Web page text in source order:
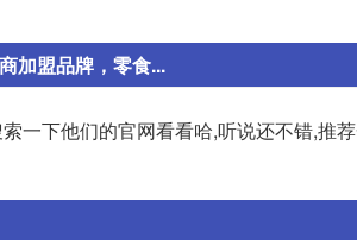
加盟品牌，零食...
一下他们的官网看看哈,听说还不错,推